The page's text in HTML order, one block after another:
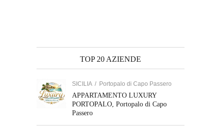
TOP 20 AZIENDE
SICILIA / Portopalo di Capo Passero
APPARTAMENTO LUXURY
PORTOPALO, Portopalo di Capo
Passero